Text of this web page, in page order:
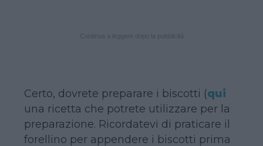
Certo, dovrete preparare i biscotti (qui
una ricetta che potrete utilizzare per la
preparazione. Ricordatevi di praticare il
forellino per appendere i biscotti prima